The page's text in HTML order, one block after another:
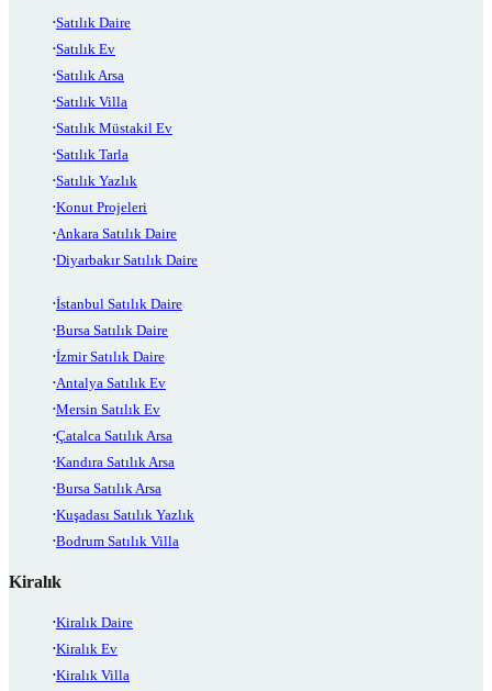
Satılık Daire
Satılık Ev
Satılık Arsa
Satılık Villa
Satılık Müstakil Ev
Satılık Tarla
Satılık Yazlık
Konut Projeleri
Ankara Satılık Daire
Diyarbakır Satılık Daire
İstanbul Satılık Daire
Bursa Satılık Daire
İzmir Satılık Daire
Antalya Satılık Ev
Mersin Satılık Ev
Çatalca Satılık Arsa
Kandıra Satılık Arsa
Bursa Satılık Arsa
Kuşadası Satılık Yazlık
Bodrum Satılık Villa
Kiralık
Kiralık Daire
Kiralık Ev
Kiralık Villa